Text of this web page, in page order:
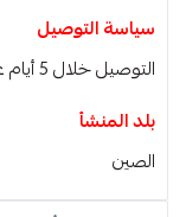
سياسة التوصيل
التوصيل خلال 5 أيام عمل
بلد المنشأ
الصين